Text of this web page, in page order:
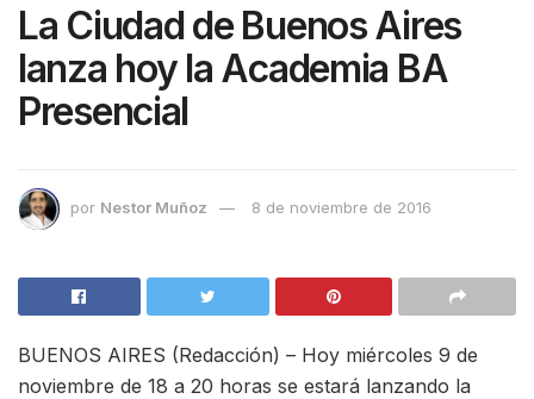
La Ciudad de Buenos Aires
lanza hoy la Academia BA
Presencial
por Nestor Muñoz 8 de noviembre de 2016
BUENOS AIRES (Redacción) – Hoy miércoles 9 de
noviembre de 18 a 20 horas se estará lanzando la